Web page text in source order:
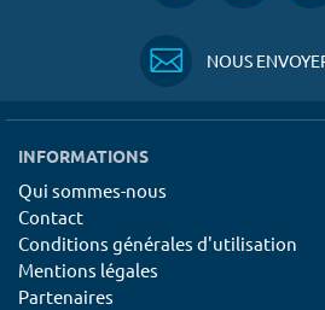
NOUS
INFORMATIONS
Qui sommes-nous
Contact
Conditions générales d'utilisation
Mentions légales
Partenaires